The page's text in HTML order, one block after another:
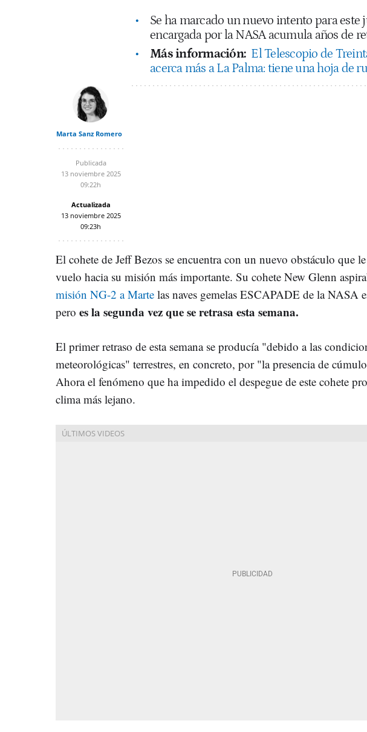
Se ha marcado un nuevo intento para este
encargada por la NASA acumula años de
Más información: El Telescopio de
acerca más a La Palma: tiene una hoja de
Marta Sanz Romero
Publicada
13 noviembre 2025
09:22h
Actualizada
13 noviembre 2025
09:23h
El cohete de Jeff Bezos se encuentra con un nuevo obstáculo que
vuelo hacia su misión más importante. Su cohete New Glenn
misión NG-2 a Marte las naves gemelas ESCAPADE de la NASA
pero es la segunda vez que se retrasa esta semana.
El primer retraso de esta semana se producía "debido a las
meteorológicas" terrestres, en concreto, por "la presencia de
Ahora el fenómeno que ha impedido el despegue de este cohete
clima más lejano.